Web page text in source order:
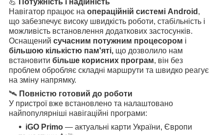
Навігатор працює на операційній системі Android ,
що забезпечує високу швидкість роботи, стабільність і
можливість встановлення додаткових застосунків.
Оснащений сучасним потужним процесором і
більшою кількістю пам'яті, що дозволило нам
встановити більше корисних програм, він без
проблем обробляє складні маршрути та швидко реагує
на зміну напрямку.
🛰️ Повністю готовий до роботи
У пристрої вже встановлено та налаштовано
найпопулярніші навігаційні програми:
iGO Primo — актуальні карти України, Європи